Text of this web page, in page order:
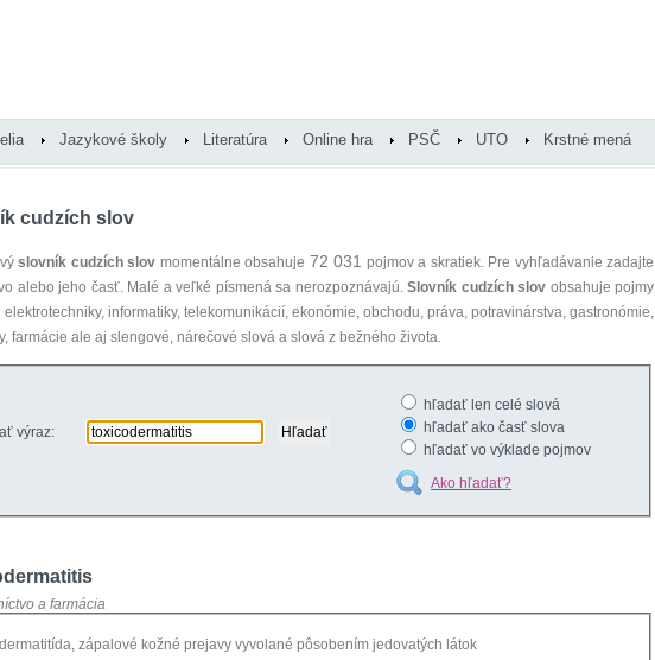
Jazykové školy Literatúra Online hra PSČ UTO Krstné mená
cudzích slov
slovník cudzích slov momentálne obsahuje 72 031 pojmov a skratiek. Pre vyhľadávanie zadajte
alebo jeho časť. Malé a veľké písmená sa nerozpoznávajú.Slovník cudzích slov obsahuje pojmy
elektrotechniky, informatiky, telekomunikácií, ekonómie, obchodu, práva, potravinárstva, gastronómie,
farmácie ale aj slengové, nárečové slová a slová z bežného života.
výraz:
hľadať len celé slová
hľadať ako časť slova
hľadať vo výklade pojmov
Ako hľadať?
a farmácia
zápalové kožné prejavy vyvolané pôsobením jedovatých látok